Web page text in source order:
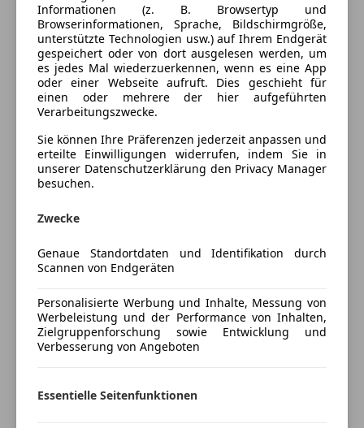
Komfort
Armlehne
Beheizbares Lenkrad
Einparkhilfe
Einparkhilfe Rückfahrkamera
Elektrische Fensterheber
Elektrische Seitenspiegel
Elektrische Sitze
Elektrische Sitzeinstellung, hinten
Getönte Scheiben
Klimaautomatik
Lichtsensor
Multifunktionslenkrad
Regensensor
Schlüssellose Zentralverriegelung
Sitzheizung
Mehr anzeigen
Farbe und Innenausstattung
Außenfarbe
Weiß
Farbe der
Innenausstattung
Schwarz
Fahrzeugbeschreibung
Vettura visibile in Via Salaria 1259
Referente Marco Longo/Adrian Geamana
Mail marco.longo@autoroyal.it /
Wapp 3924644680 / 3807837536
Informationen (z. B. Browsertyp und
Browserinformationen, Sprache, Bildschirmgröße,
unterstützte Technologien usw.) auf Ihrem Endgerät
gespeichert oder von dort ausgelesen werden, um
es jedes Mal wiederzuerkennen, wenn es eine App
oder einer Webseite aufruft. Dies geschieht für
einen oder mehrere der hier aufgeführten
Verarbeitungszwecke.
Sie können Ihre Präferenzen jederzeit anpassen und
erteilte Einwilligungen widerrufen, indem Sie in
unserer Datenschutzerklärung den Privacy Manager
besuchen.
Zwecke
Genaue Standortdaten und Identifikation durch
Scannen von Endgeräten
Personalisierte Werbung und Inhalte, Messung von
Werbeleistung und der Performance von Inhalten,
Zielgruppenforschung sowie Entwicklung und
Verbesserung von Angeboten
Essentielle Seitenfunktionen